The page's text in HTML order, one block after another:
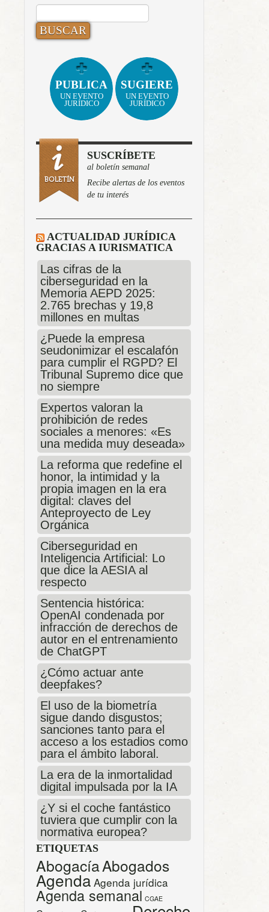
BUSCAR:
PUBLICA
UN EVENTO
JURÍDICO
SUGIERE
UN EVENTO
JURÍDICO
SUSCRÍBETE
al boletín semanal
Recibe alertas de los eventos
de tu interés
ACTUALIDAD JURÍDICA
GRACIAS A IURISMATICA
Las cifras de la
ciberseguridad en la
Memoria AEPD 2025:
2.765 brechas y 19,8
millones en multas
¿Puede la empresa
seudonimizar el escalafón
para cumplir el RGPD? El
Tribunal Supremo dice que
no siempre
Expertos valoran la
prohibición de redes
sociales a menores: «Es
una medida muy deseada»
La reforma que redefine el
honor, la intimidad y la
propia imagen en la era
digital: claves del
Anteproyecto de Ley
Orgánica
Ciberseguridad en
Inteligencia Artificial: Lo
que dice la AESIA al
respecto
Sentencia histórica:
OpenAI condenada por
infracción de derechos de
autor en el entrenamiento
de ChatGPT
¿Cómo actuar ante
deepfakes?
El uso de la biometría
sigue dando disgustos;
sanciones tanto para el
acceso a los estadios como
para el ámbito laboral.
La era de la inmortalidad
digital impulsada por la IA
¿Y si el coche fantástico
tuviera que cumplir con la
normativa europea?
ETIQUETAS
AbogacíaAbogados
Agenda Agenda jurídica
Agenda semanal CGAE